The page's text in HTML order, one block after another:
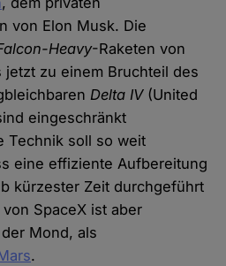
von Elon Musk. Die
Heavy-Raketen von
zu einem Bruchteil des
Delta IV(United
eingeschränkt
Technik soll so weit
eine effiziente Aufbereitung
kürzester Zeit durchgeführt
SpaceX ist aber
Mond, als
.